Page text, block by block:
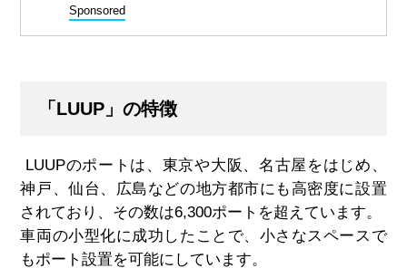
Sponsored
「LUUP」の特徴
LUUPのポートは、東京や大阪、名古屋をはじめ、
神戸、仙台、広島などの地方都市にも高密度に設置
されており、その数は6,300ポートを超えています。
車両の小型化に成功したことで、小さなスペースで
もポート設置を可能にしています。